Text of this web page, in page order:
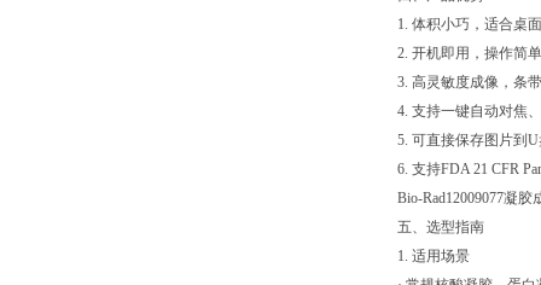
1. 体积小巧，适合桌
2. 开机即用，操作简
3. 高灵敏度成像，条
4. 支持一键自动对焦
5. 可直接保存图片到
6. 支持FDA 21 CFR
Bio-Rad12009077凝
五、选型指南
1. 适用场景